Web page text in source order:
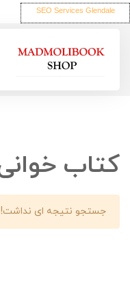
SEO Services Glendale
کتاب
جستجو نتیجه ای نداشت!